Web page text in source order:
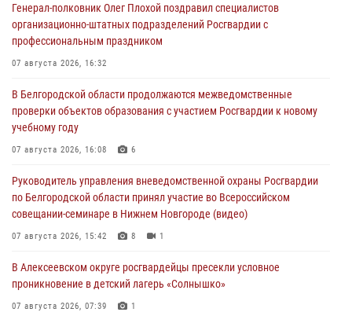
Генерал-полковник Олег Плохой поздравил специалистов
организационно-штатных подразделений Росгвардии с
профессиональным праздником
07 августа 2026, 16:32
В Белгородской области продолжаются межведомственные
проверки объектов образования с участием Росгвардии к новому
учебному году
07 августа 2026, 16:08 6
Руководитель управления вневедомственной охраны Росгвардии
по Белгородской области принял участие во Всероссийском
совещании-семинаре в Нижнем Новгороде (видео)
07 августа 2026, 15:42 8 1
В Алексеевском округе росгвардейцы пресекли условное
проникновение в детский лагерь «Солнышко»
07 августа 2026, 07:39 1